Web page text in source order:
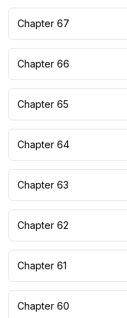
Chapter 67
Chapter 66
Chapter 65
Chapter 64
Chapter 63
Chapter 62
Chapter 61
Chapter 60